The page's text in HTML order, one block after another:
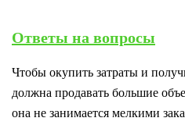
Ответы на вопросы
Чтобы окупить затраты и
должна продавать большие
она не занимается мелкими